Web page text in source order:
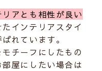
アとも相性が良い
インテリアスタイ
れています。
チーフにしたもの
屋にしたい場合は